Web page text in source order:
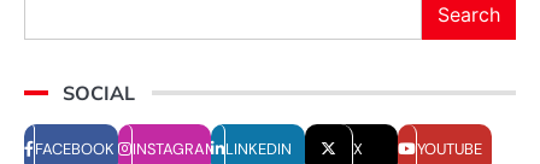
Search
SOCIAL
FACEBOOK INSTAGRAM LINKEDIN X YOUTUBE